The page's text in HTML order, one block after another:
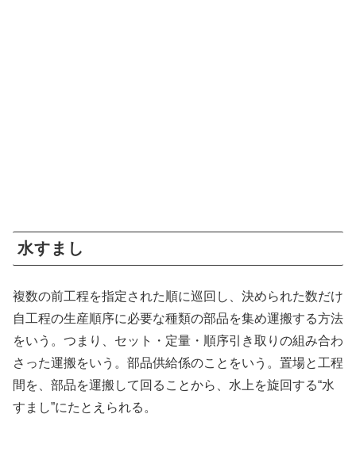
水すまし
複数の前工程を指定された順に巡回し、決められた数だけ
自工程の生産順序に必要な種類の部品を集め運搬する方法
をいう。つまり、セット・定量・順序引き取りの組み合わ
さった運搬をいう。部品供給係のことをいう。置場と工程
間を、部品を運搬して回ることから、水上を旋回する“水
すまし”にたとえられる。